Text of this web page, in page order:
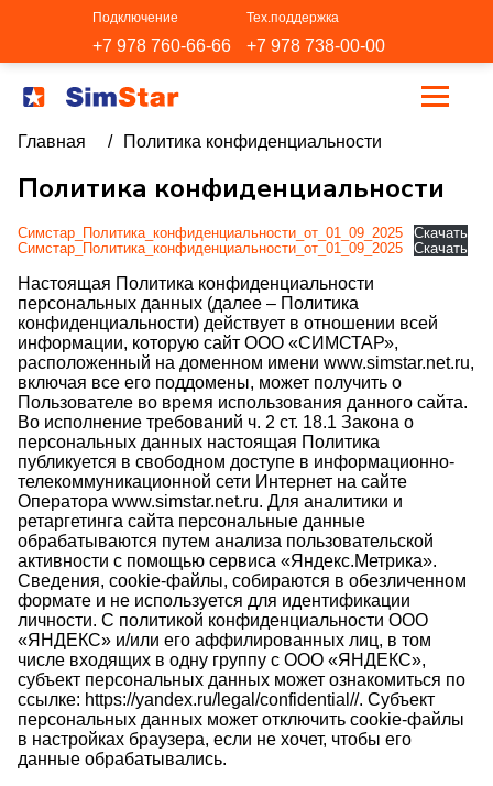
Подключение
+7 978 760-66-66
Тех.поддержка
+7 978 738-00-00
Главная / Политика конфиденциальности
Политика конфиденциальности
Симстар_Политика_конфиденциальности_от_01_09_2025
Скачать
Симстар_Политика_конфиденциальности_от_01_09_2025
Скачать
Настоящая Политика конфиденциальности
персональных данных (далее – Политика
конфиденциальности) действует в отношении всей
информации, которую сайт ООО «СИМСТАР»,
расположенный на доменном имени www.simstar.net.ru,
включая все его поддомены, может получить о
Пользователе во время использования данного сайта.
Во исполнение требований ч. 2 ст. 18.1 Закона о
персональных данных настоящая Политика
публикуется в свободном доступе в информационно-
телекоммуникационной сети Интернет на сайте
Оператора www.simstar.net.ru. Для аналитики и
ретаргетинга сайта персональные данные
обрабатываются путем анализа пользовательской
активности с помощью сервиса «Яндекс.Метрика».
Сведения, сookie-файлы, собираются в обезличенном
формате и не используется для идентификации
личности. С политикой конфиденциальности ООО
«ЯНДЕКС» и/или его аффилированных лиц, в том
числе входящих в одну группу с ООО «ЯНДЕКС»,
субъект персональных данных может ознакомиться по
ссылке: https://yandex.ru/legal/confidential//. Субъект
персональных данных может отключить сookie-файлы
в настройках браузера, если не хочет, чтобы его
данные обрабатывались.